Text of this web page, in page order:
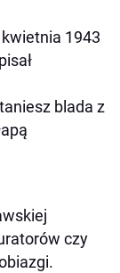
kwietnia 1943
blada z
czy